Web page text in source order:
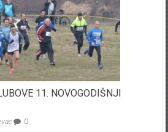
11. NOVOGODIŠNJI
0